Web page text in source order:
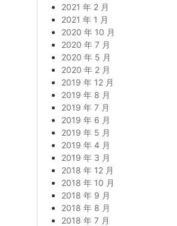
2021 年 2 月
2021 年 1 月
2020 年 10 月
2020 年 7 月
2020 年 5 月
2020 年 2 月
2019 年 12 月
2019 年 8 月
2019 年 7 月
2019 年 6 月
2019 年 5 月
2019 年 4 月
2019 年 3 月
2018 年 12 月
2018 年 10 月
2018 年 9 月
2018 年 8 月
2018 年 7 月